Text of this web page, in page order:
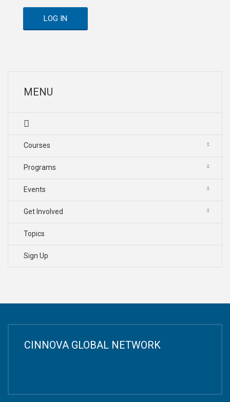
LOG IN
MENU
Courses
Programs
Events
Get Involved
Topics
Sign Up
CINNOVA GLOBAL NETWORK